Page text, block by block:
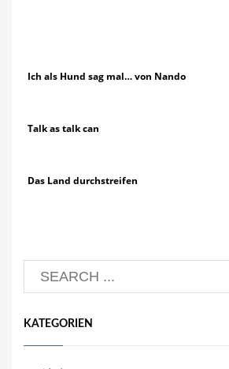
Ich als Hund sag mal… von Nando
Talk as talk can
Das Land durchstreifen
KATEGORIEN